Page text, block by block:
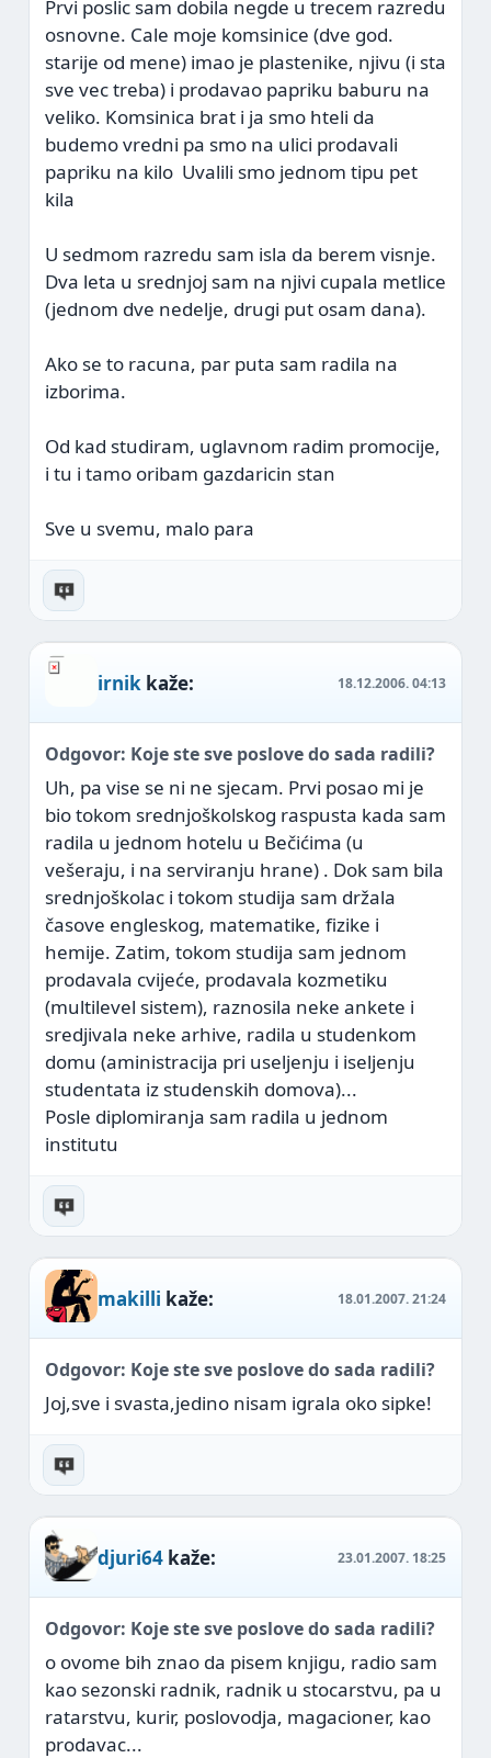
Prvi poslic sam dobila negde u trecem razredu
osnovne. Cale moje komsinice (dve god.
starije od mene) imao je plastenike, njivu (i sta
sve vec treba) i prodavao papriku baburu na
veliko. Komsinica brat i ja smo hteli da
budemo vredni pa smo na ulici prodavali
papriku na kilo Uvalili smo jednom tipu pet
kila
U sedmom razredu sam isla da berem visnje.
Dva leta u srednjoj sam na njivi cupala metlice
(jednom dve nedelje, drugi put osam dana).
Ako se to racuna, par puta sam radila na
izborima.
Od kad studiram, uglavnom radim promocije,
i tu i tamo oribam gazdaricin stan
Sve u svemu, malo para
irnik kaže: 18.12.2006.04:13
Odgovor: Koje ste sve poslove do sada radili?
Uh, pa vise se ni ne sjecam. Prvi posao mi je
bio tokom srednjoškolskog raspusta kada sam
radila u jednom hotelu u Bečićima (u
vešeraju, i na serviranju hrane) . Dok sam bila
srednjoškolac i tokom studija sam držala
časove engleskog, matematike, fizike i
hemije. Zatim, tokom studija sam jednom
prodavala cvijeće, prodavala kozmetiku
(multilevel sistem), raznosila neke ankete i
sredjivala neke arhive, radila u studenkom
domu (aministracija pri useljenju i iseljenju
studentata iz studenskih domova)...
Posle diplomiranja sam radila u jednom
institutu
makilli kaže: 18.01.2007.21:24
Odgovor: Koje ste sve poslove do sada radili?
Joj,sve i svasta,jedino nisam igrala oko sipke!
djuri64 kaže: 23.01.2007. 18:25
Odgovor: Koje ste sve poslove do sada radili?
o ovome bih znao da pisem knjigu, radio sam
kao sezonski radnik, radnik u stocarstvu, pa u
ratarstvu, kurir, poslovodja, magacioner, kao
prodavac...